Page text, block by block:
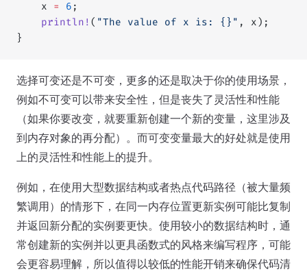
    x
= 6 ;
    println!
( "The value of x is: {}" , x);
}
选择可变还是不可变，更多的还是取决于你的使用场景，
例如不可变可以带来安全性，但是丧失了灵活性和性能
（如果你要改变，就要重新创建一个新的变量，这里涉及
到内存对象的再分配）。而可变变量最大的好处就是使用
上的灵活性和性能上的提升。
例如，在使用大型数据结构或者热点代码路径（被大量频
繁调用）的情形下，在同一内存位置更新实例可能比复制
并返回新分配的实例要更快。使用较小的数据结构时，通
常创建新的实例并以更具函数式的风格来编写程序，可能
会更容易理解，所以值得以较低的性能开销来确保代码清